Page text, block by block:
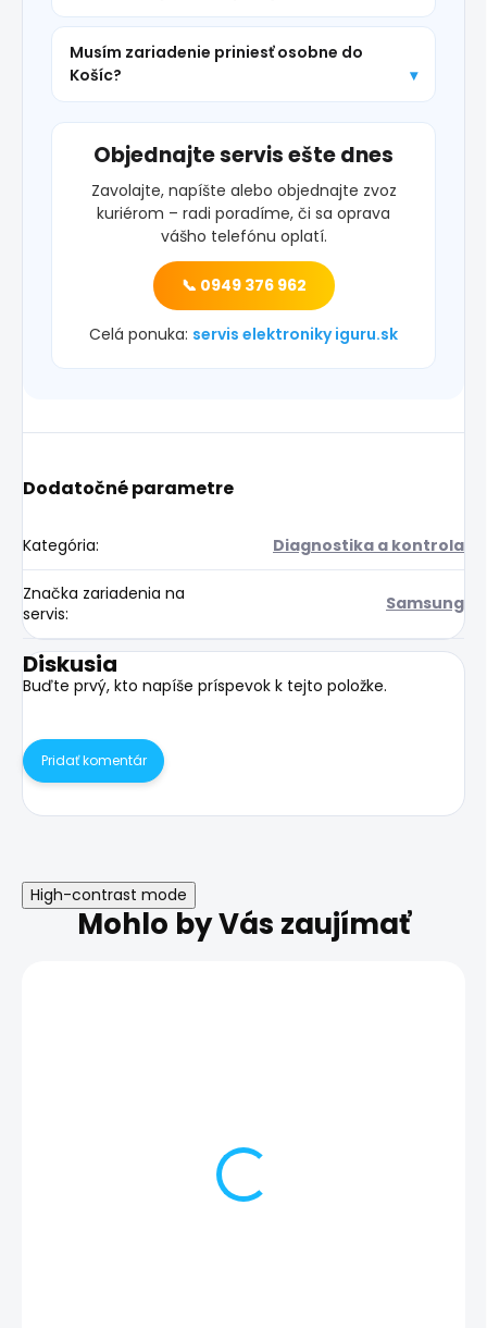
Musím zariadenie priniesť osobne do
Košíc?
Objednajte servis ešte dnes
Zavolajte, napíšte alebo objednajte zvoz
kuriérom – radi poradíme, či sa oprava
vášho telefónu oplatí.
📞 0949 376 962
Celá ponuka: servis elektroniky iguru.sk
Dodatočné parametre
Kategória: Diagnostika a kontrola
Značka zariadenia na
servis: Samsung
Diskusia
Buďte prvý, kto napíše príspevok k tejto položke.
Pridať komentár
High-contrast mode
Mohlo by Vás zaujímať
Nefunkčný odtlačok